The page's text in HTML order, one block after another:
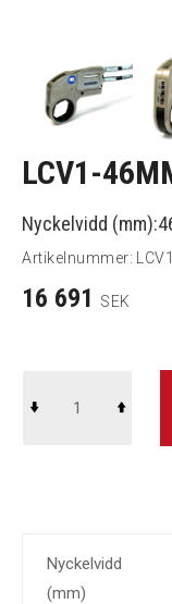
LCV1-
Nyckelvidd
Artikelnummer:
16 691 SEK
Nyckelvidd
(mm)